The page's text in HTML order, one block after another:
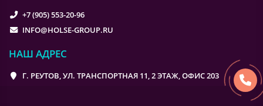
+7 (905) 553-20-96
INFO@HOLSE-GROUP.RU
НАШ АДРЕС
Г. РЕУТОВ, УЛ. ТРАНСПОРТНАЯ 11, 2 ЭТАЖ, ОФИС 203